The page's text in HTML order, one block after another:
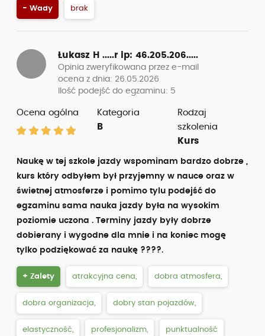
- Wady brak
Łukasz H .....r ip: 46.205.206.....
Opinia zweryfikowana przez e-mail
ocena z dnia: 26.05.2026
Ilość podejść do egzaminu: 5
Ocena ogólna
Kategoria
B
Rodzaj
szkolenia
Kurs
Naukę w tej szkole jazdy wspominam bardzo dobrze ,
kurs który odbyłem był przyjemny w nauce oraz w
świetnej atmosferze i pomimo tylu podejść do
egzaminu sama nauka jazdy była na wysokim
poziomie uczona . Terminy jazdy były dobrze
dobierany i wygodne dla mnie i na koniec mogę
tylko podziękować za naukę ????.
+ Zalety atrakcyjna cena, dobra atmosfera,
dobra organizacja, dobry stan pojazdów,
elastyczność, profesjonalizm, punktualność